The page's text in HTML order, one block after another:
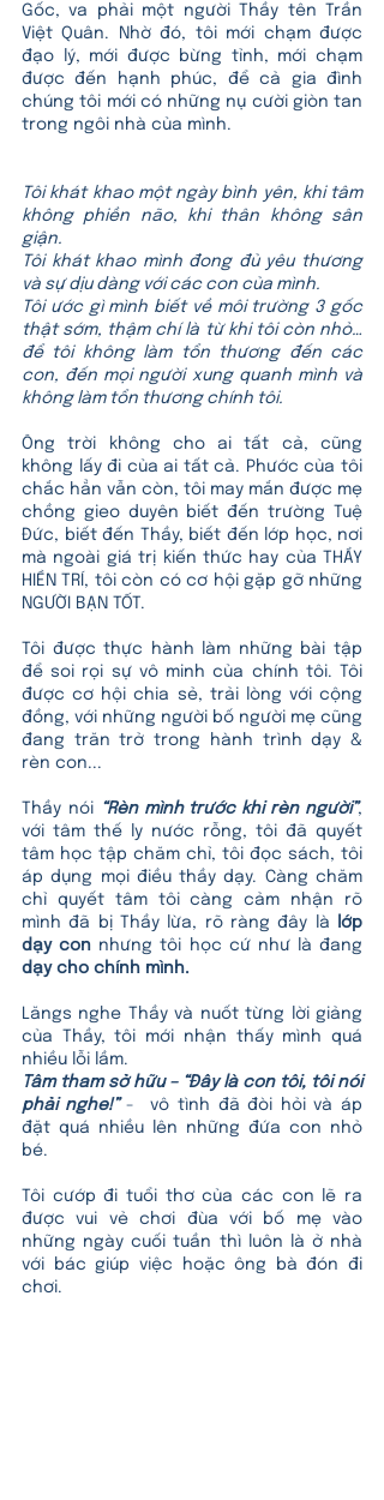
Gốc, va phải một người Thầy tên Trần
Việt Quân. Nhờ đó, tôi mới chạm được
đạo lý, mới được bừng tỉnh, mới chạm
được đến hạnh phúc, để cả gia đình
chúng tôi mới có những nụ cười giòn tan
trong ngôi nhà của mình.
Tôi khát khao một ngày bình yên, khi tâm
không phiền não, khi thân không sân
giận.
Tôi khát khao mình đong đủ yêu thương
và sự dịu dàng với các con của mình.
Tôi ước gì mình biết về môi trường 3 gốc
thật sớm, thậm chí là từ khi tôi còn nhỏ…
để tôi không làm tổn thương đến các
con, đến mọi người xung quanh mình và
không làm tổn thương chính tôi.
Ông trời không cho ai tất cả, cũng
không lấy đi của ai tất cả. Phước của tôi
chắc hẳn vẫn còn, tôi may mắn được mẹ
chồng gieo duyên biết đến trường Tuệ
Đức, biết đến Thầy, biết đến lớp học, nơi
mà ngoài giá trị kiến thức hay của THẦY
HIỀN TRÍ, tôi còn có cơ hội gặp gỡ những
NGƯỜI BẠN TỐT.
Tôi được thực hành làm những bài tập
để soi rọi sự vô minh của chính tôi. Tôi
được cơ hội chia sẻ, trải lòng với cộng
đồng, với những người bố người mẹ cũng
đang trăn trở trong hành trình dạy &
rèn con...
Thầy nói “Rèn mình trước khi rèn người”,
với tâm thế ly nước rỗng, tôi đã quyết
tâm học tập chăm chỉ, tôi đọc sách, tôi
áp dụng mọi điều thầy dạy. Càng chăm
chỉ quyết tâm tôi càng cảm nhận rõ
mình đã bị Thầy lừa, rõ ràng đây là
lớp
dạy con nhưng tôi học cứ như là đang
dạy cho chính mình.
Lăngs nghe Thầy và nuốt từng lời giảng
của Thầy, tôi mới nhận thấy mình quá
nhiều lỗi lầm.
Tâm tham sở hữu – “Đây là con tôi, tôi nói
phải nghe!” -  vô tình đã đòi hỏi và áp
đặt quá nhiều lên những đứa con nhỏ
bé.
Tôi cướp đi tuổi thơ của các con lẽ ra
được vui vẻ chơi đùa với bố mẹ vào
những ngày cuối tuần thì luôn là ở nhà
với bác giúp việc hoặc ông bà đón đi
chơi.